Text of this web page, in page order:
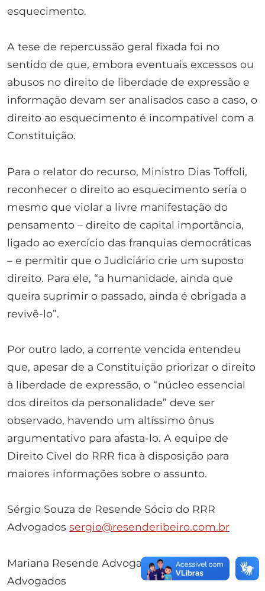
esquecimento.
A tese de repercussão geral fixada foi no
sentido de que, embora eventuais excessos ou
abusos no direito de liberdade de expressão e
informação devam ser analisados caso a caso, o
direito ao esquecimento é incompatível com a
Constituição.
Para o relator do recurso, Ministro Dias Toffoli,
reconhecer o direito ao esquecimento seria o
mesmo que violar a livre manifestação do
pensamento – direito de capital importância,
ligado ao exercício das franquias democráticas
– e permitir que o Judiciário crie um suposto
direito. Para ele, “a humanidade, ainda que
queira suprimir o passado, ainda é obrigada a
revivê-lo”.
Por outro lado, a corrente vencida entendeu
que, apesar de a Constituição priorizar o direito
à liberdade de expressão, o “núcleo essencial
dos direitos da personalidade” deve ser
observado, havendo um altíssimo ônus
argumentativo para afasta-lo. A equipe de
Direito Cível do RRR fica à disposição para
maiores informações sobre o assunto.
Sérgio Souza de Resende Sócio do RRR
Advogados sergio@resenderibeiro.com.br
Mariana Resende Advogada do RRR
Advogados